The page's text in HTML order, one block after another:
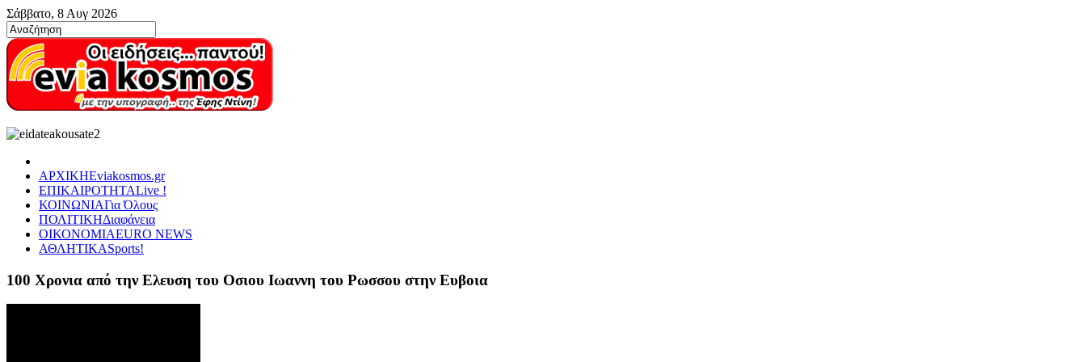
Σάββατο, 8 Αυγ 2026
ΑΡΧΙΚΗEviakosmos.gr
ΕΠΙΚΑΙΡΟΤΗΤΑLive !
ΚΟΙΝΩΝΙΑΓια Όλους
ΠΟΛΙΤΙΚΗΔιαφάνεια
ΟΙΚΟΝΟΜΙΑEURO NEWS
ΑΘΛΗΤΙΚΑSports!
100 Χρονια από την Ελευση του Οσιου Ιωαννη του Ρωσσου στην Ευβοια